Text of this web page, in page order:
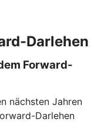
Darlehen
Forward-
nächsten Jahren
Darlehen